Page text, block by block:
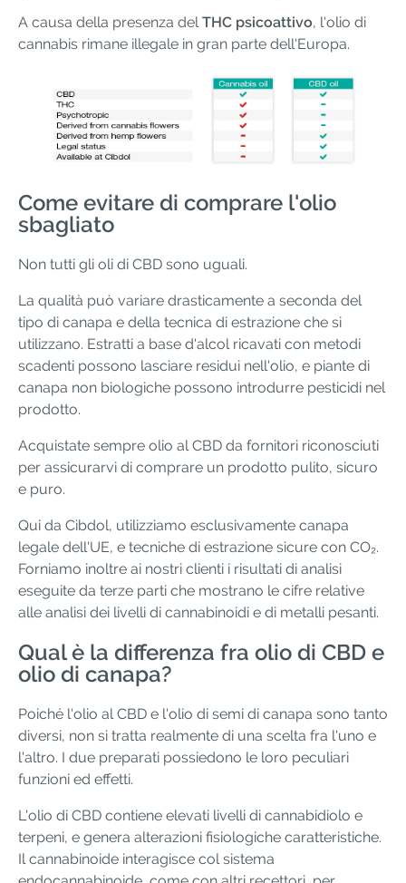
A causa della presenza delTHC psicoattivo, l'olio di
cannabis rimane illegale in gran parte dell'Europa.
Come evitare di comprare l'olio
sbagliato
Non tutti gli oli di CBD sono uguali.
La qualità può variare drasticamente a seconda del
tipo di canapa e della tecnica di estrazione che si
utilizzano. Estratti a base d'alcol ricavati con metodi
scadenti possono lasciare residui nell'olio, e piante di
canapa non biologiche possono introdurre pesticidi nel
prodotto.
Acquistate sempre olio al CBD da fornitori riconosciuti
per assicurarvi di comprare un prodotto pulito, sicuro
e puro.
Qui da Cibdol, utilizziamo esclusivamente canapa
legale dell'UE, e tecniche di estrazione sicure con CO₂.
Forniamo inoltre ai nostri clienti i risultati di analisi
eseguite da terze parti che mostrano le cifre relative
alle analisi dei livelli di cannabinoidi e di metalli pesanti.
Qual è la differenza fra olio di CBD e
olio di canapa?
Poiché l'olio al CBD e l'olio di semi di canapa sono tanto
diversi, non si tratta realmente di una scelta fra l'uno e
l'altro. I due preparati possiedono le loro peculiari
funzioni ed effetti.
L'olio di CBD contiene elevati livelli di cannabidiolo e
terpeni, e genera alterazioni fisiologiche caratteristiche.
Il cannabinoide interagisce col sistema